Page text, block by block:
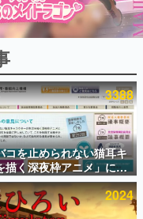
グ
3388
コを止められない猫耳キ
描く深夜枠アニメ」に視
一部から批判意見。違法
使用と思しき描写も含め
が議論を交わす
2024